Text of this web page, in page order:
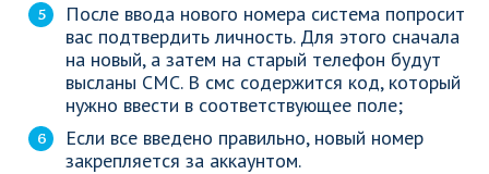
После ввода нового номера система попросит
вас подтвердить личность. Для этого сначала
на новый, а затем на старый телефон будут
высланы СМС. В смс содержится код, который
нужно ввести в соответствующее поле;
Если все введено правильно, новый номер
закрепляется за аккаунтом.